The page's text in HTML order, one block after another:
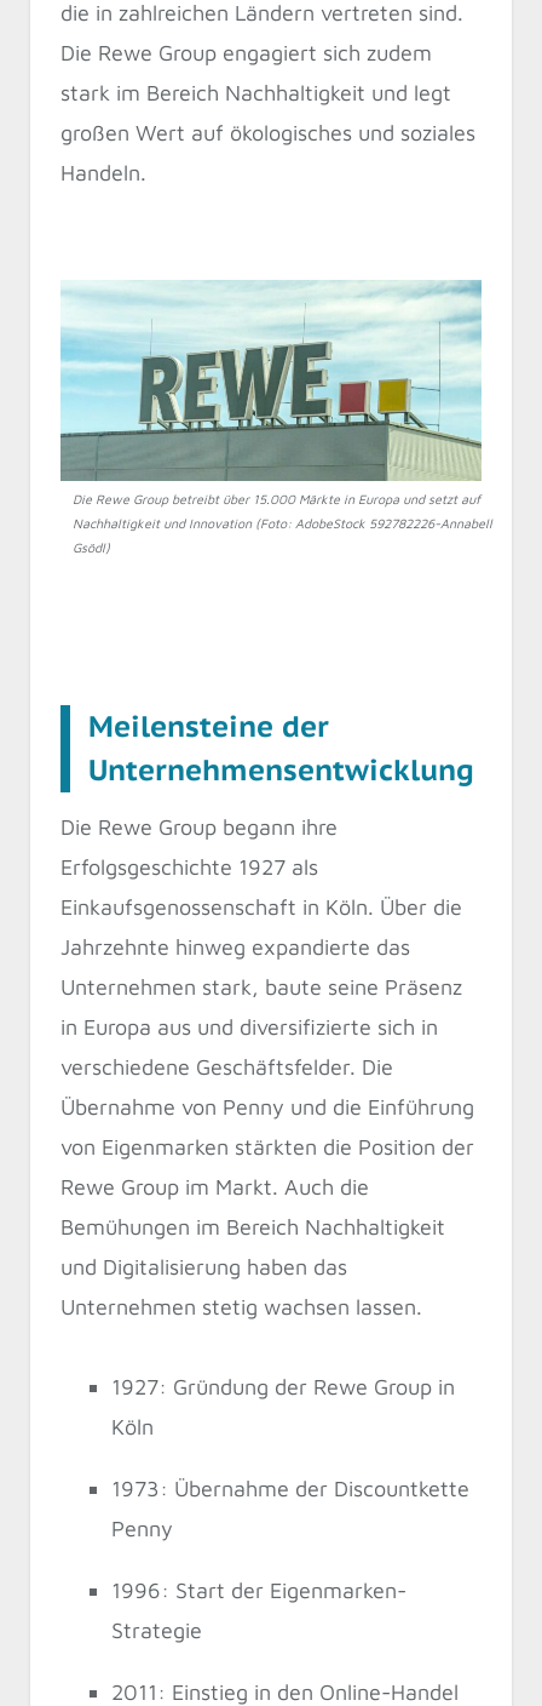
die in zahlreichen Ländern vertreten sind.
Die Rewe Group engagiert sich zudem
stark im Bereich Nachhaltigkeit und legt
großen Wert auf ökologisches und soziales
Handeln.
Die Rewe Group betreibt über 15.000 Märkte in Europa und setzt auf
Nachhaltigkeit und Innovation (Foto: AdobeStock 592782226-Annabell
Gsödl)
Meilensteine der
Unternehmensentwicklung
Die Rewe Group begann ihre
Erfolgsgeschichte 1927 als
Einkaufsgenossenschaft in Köln. Über die
Jahrzehnte hinweg expandierte das
Unternehmen stark, baute seine Präsenz
in Europa aus und diversifizierte sich in
verschiedene Geschäftsfelder. Die
Übernahme von Penny und die Einführung
von Eigenmarken stärkten die Position der
Rewe Group im Markt. Auch die
Bemühungen im Bereich Nachhaltigkeit
und Digitalisierung haben das
Unternehmen stetig wachsen lassen.
1927: Gründung der Rewe Group in
Köln
1973: Übernahme der Discountkette
Penny
1996: Start der Eigenmarken-
Strategie
2011: Einstieg in den Online-Handel